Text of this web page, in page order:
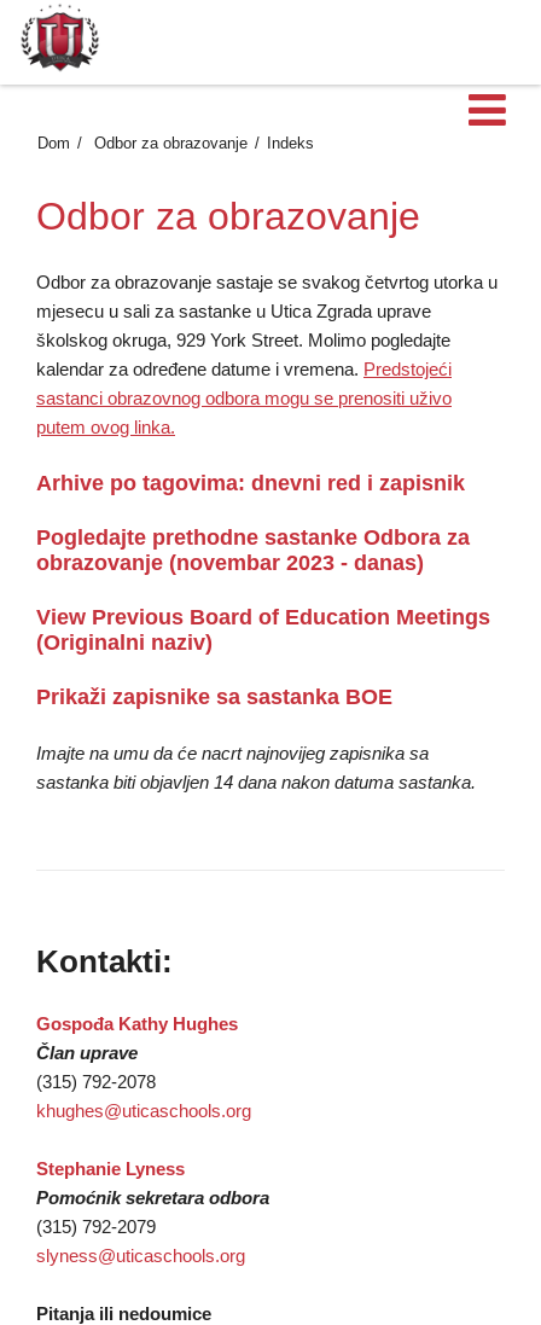
Dom Odbor za obrazovanje Indeks
Odbor za obrazovanje
Odbor za obrazovanje sastaje se svakog četvrtog utorka u
mjesecu u sali za sastanke u Utica Zgrada uprave
školskog okruga, 929 York Street. Molimo pogledajte
kalendar za određene datume i vremena. Predstojeći
sastanci obrazovnog odbora mogu se prenositi uživo
putem ovog linka.
Arhive po tagovima: dnevni red i zapisnik
Pogledajte prethodne sastanke Odbora za
obrazovanje (novembar 2023 - danas)
View Previous Board of Education Meetings
(Originalni naziv)
Prikaži zapisnike sa sastanka BOE
Imajte na umu da će nacrt najnovijeg zapisnika sa
sastanka biti objavljen 14 dana nakon datuma sastanka.
Kontakti:
Gospođa Kathy Hughes
Član uprave
(315) 792-2078
khughes@uticaschools.org
Stephanie Lyness
Pomoćnik sekretara odbora
(315) 792-2079
slyness@uticaschools.org
Pitanja ili nedoumice